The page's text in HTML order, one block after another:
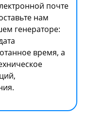
почте
нам
генераторе:
время, а